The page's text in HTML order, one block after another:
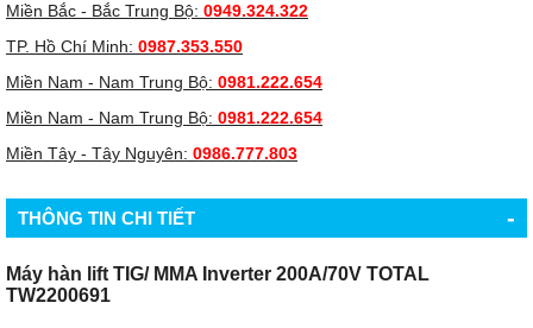
Miền Bắc - Bắc Trung Bộ: 0949.324.322
TP. Hồ Chí Minh: 0987.353.550
Miền Nam - Nam Trung Bộ: 0981.222.654
Miền Nam - Nam Trung Bộ: 0981.222.654
Miền Tây - Tây Nguyên: 0986.777.803
THÔNG TIN CHI TIẾT -
Máy hàn lift TIG/ MMA Inverter 200A/70V TOTAL
TW2200691